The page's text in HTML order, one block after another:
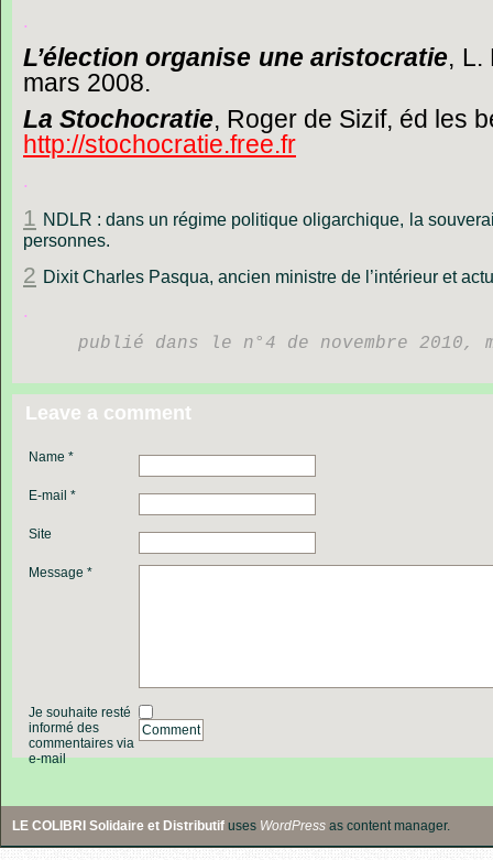
.
L’élection organise une aristocratie, L.
mars 2008.
La Stochocratie, Roger de Sizif, éd les
http://stochocratie.free.fr
.
1 NDLR : dans un régime politique oligarchique, la
personnes.
2 Dixit Charles Pasqua, ancien ministre de l’intérieur et
.
publié dans le n°4 de novembre
Leave a comment
Name *
E-mail *
Site
Message *
Je souhaite resté
informé des
commentaires via
e-mail
Comment
LE COLIBRI Solidaire et Distributif uses WordPress as content manager.